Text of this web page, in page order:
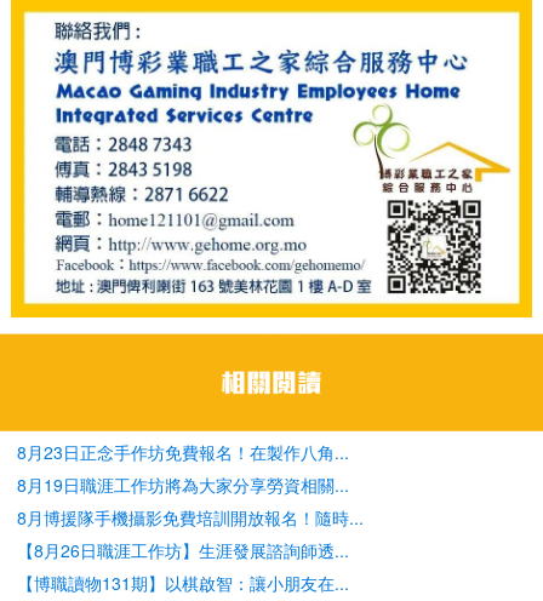
8月23日正念手作坊免費報名！在製作八角...
8月19日職涯工作坊將為大家分享勞資相關...
8月博援隊手機攝影免費培訓開放報名！隨時...
【8月26日職涯工作坊】生涯發展諮詢師透...
【博職讀物131期】以棋啟智：讓小朋友在...